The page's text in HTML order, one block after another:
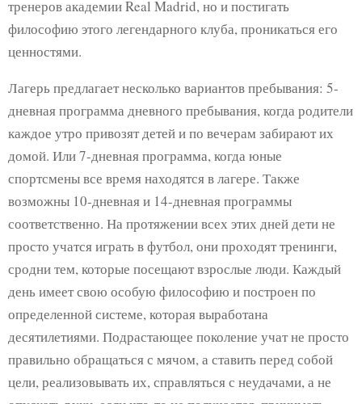
тренеров академии Real Madrid, но и постигать
философию этого легендарного клуба, проникаться его
ценностями.
Лагерь предлагает несколько вариантов пребывания: 5-
дневная программа дневного пребывания, когда родители
каждое утро привозят детей и по вечерам забирают их
домой. Или 7-дневная программа, когда юные
спортсмены все время находятся в лагере. Также
возможны 10-дневная и 14-дневная программы
соответственно. На протяжении всех этих дней дети не
просто учатся играть в футбол, они проходят тренинги,
сродни тем, которые посещают взрослые люди. Каждый
день имеет свою особую философию и построен по
определенной системе, которая выработана
десятилетиями. Подрастающее поколение учат не просто
правильно обращаться с мячом, а ставить перед собой
цели, реализовывать их, справляться с неудачами, а не